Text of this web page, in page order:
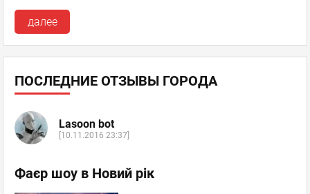
далее
ПОСЛЕДНИЕ ОТЗЫВЫ ГОРОДА
Lasoon bot
[10.11.2016 23:37]
Фаєр шоу в Новий рік